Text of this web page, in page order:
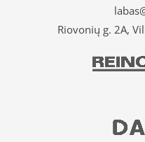
Riovonių g. 2A,